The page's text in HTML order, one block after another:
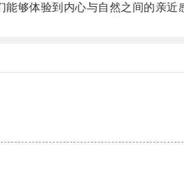
体验到内心与自然之间的亲近